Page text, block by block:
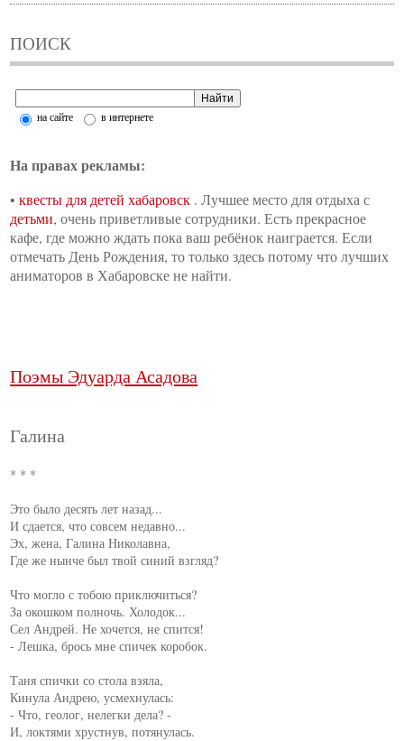
ПОИСК
на сайте в интернете
На правах рекламы:
•квесты для детей хабаровск . Лучшее место для отдыха с
детьми, очень приветливые сотрудники. Есть прекрасное
кафе, где можно ждать пока ваш ребёнок наиграется. Если
отмечать День Рождения, то только здесь потому что лучших
аниматоров в Хабаровске не найти.
Поэмы Эдуарда Асадова
Галина
* * *
Это было десять лет назад...
И сдается, что совсем недавно...
Эх, жена, Галина Николавна,
Где же нынче был твой синий взгляд?
Что могло с тобою приключиться?
За окошком полночь. Холодок...
Сел Андрей. Не хочется, не спится!
- Лешка, брось мне спичек коробок.
Таня спички со стола взяла,
Кинула Андрею, усмехнулась:
- Что, геолог, нелегки дела? -
И, локтями хрустнув, потянулась.